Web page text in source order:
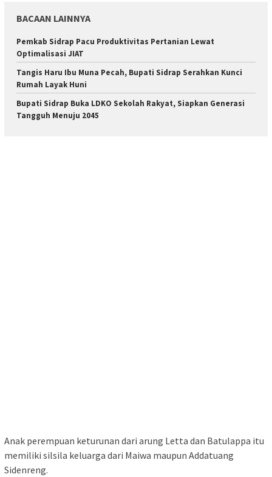
BACAAN LAINNYA
Pemkab Sidrap Pacu Produktivitas Pertanian Lewat
Optimalisasi JIAT
Tangis Haru Ibu Muna Pecah, Bupati Sidrap Serahkan Kunci
Rumah Layak Huni
Bupati Sidrap Buka LDKO Sekolah Rakyat, Siapkan Generasi
Tangguh Menuju 2045
Anak perempuan keturunan dari arung Letta dan Batulappa itu
memiliki silsila keluarga dari Maiwa maupun Addatuang
Sidenreng.